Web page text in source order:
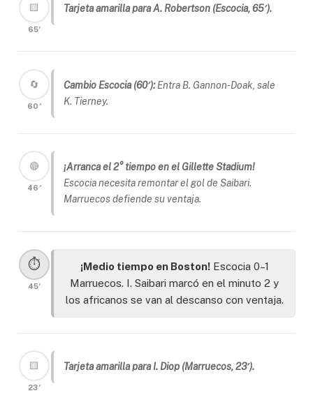
🟨
65′
Tarjeta amarilla para A. Robertson (Escocia, 65′).
🔄
60′
Cambio Escocia (60′):Entra B. Gannon-Doak, sale
K. Tierney.
🔴
46′
¡Arranca el 2° tiempo en el Gillette Stadium!
Escocia necesita remontar el gol de Saibari.
Marruecos defiende su ventaja.
⏱️
45′
¡Medio tiempo en Boston!Escocia 0–1
Marruecos. I. Saibari marcó en el minuto 2 y
los africanos se van al descanso con ventaja.
🟨
23′
Tarjeta amarilla para I. Diop (Marruecos, 23′).